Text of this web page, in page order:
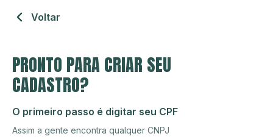
Voltar
PRONTO PARA CRIAR SEU
CADASTRO?
O primeiro passo é digitar seu CPF
Assim a gente encontra qualquer CNPJ